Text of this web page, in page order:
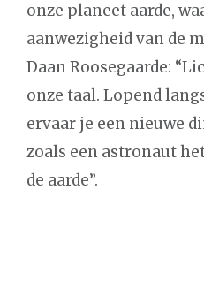
onze planeet aarde,
aanwezigheid van de
Daan Roosegaarde:
onze taal. Lopend
ervaar je een nieuwe
zoals een astronaut
de aarde”.